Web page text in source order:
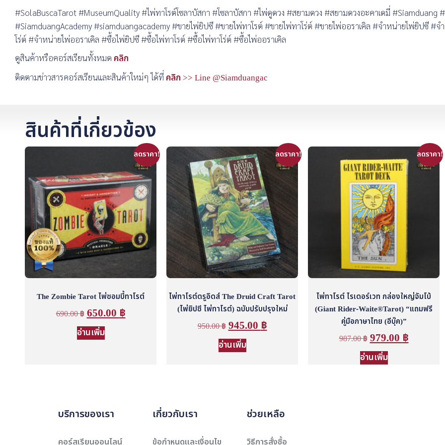
#SolaBuscaTarot #MuseumQuality #ไพ่ทาโรต์โซลาบัสกา #โซลาบัสกา #ไพ่ดูดวง #สยามดวง #สยามดวงอะคาเดมี่ #Siamduang
#SiamduangAcademy #siamduangacademy #ขายไพ่ยิปซี #ขายไพ่ทาโรต์ #ขายไพ่ทาโร่ต์ #ขายไพ่ออราเคิล #จำหน่ายไพ่ยิปซี #
โร่ต์ #จำหน่ายไพ่ออราเคิล #ซื้อไพ่ยิปซี #ซื้อไพ่ทาโรต์ #ซื้อไพ่ทาโร่ต์ #ซื้อไพ่ออราเคิล
ดูสินค้าหรือคอร์สเรียนทั้งหมด คลิก
ติดตามข่าวสารคอร์สเรียนและสินค้าใหม่ๆ ได้ที่ คลิก >> Line @Siamduangac
สินค้าที่เกี่ยวข้อง
ลดราคา!
The Zombie Tarot ไพ่ซอมบี้ทาโรต์
690.00฿ 650.00 ฿
อ่านเพิ่ม
ลดราคา!
ไพ่ทาโรต์ดรูอิดส์ The Druid Craft Tarot
(ไพ่ยิปซี ไพ่ทาโรต์) ฉบับปรับปรุงใหม่
950.00฿ 945.00 ฿
อ่านเพิ่ม
ลดราคา!
ไพ่ทาโรต์ ไรเดอร์เวท กล่องใหญ่จัมโบ้
(Giant Rider-Waite®Tarot) “แถมฟรี
คู่มือภาษาไทย (อีบุ๊ค)”
987.00฿ 979.00 ฿
อ่านเพิ่ม
บริการของเรา
คอร์สเรียนออนไลน์
เกี่ยวกับเรา
ข้อกำหนดและเงื่อนไข
ช่วยเหลือ
วิธีการสั่งซื้อ